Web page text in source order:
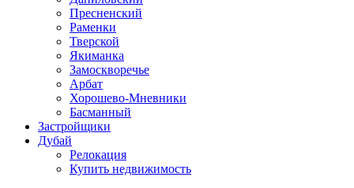
Пресненский
Раменки
Тверской
Якиманка
Замоскворечье
Арбат
Хорошево-Мневники
Басманный
Застройщики
Дубай
Релокация
Купить недвижимость